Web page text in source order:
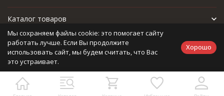
Каталог товаров
Для покупателя
Политика персональных данных
Мы сохраняем файлы cookie: это помогает сайту
работать лучше. Если Вы продолжите
использовать сайт, мы будем считать, что Вас
это устраивает.
Хорошо